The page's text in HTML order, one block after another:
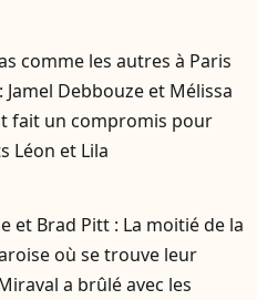
comme les autres à Paris
Debbouze et Mélissa
fait un compromis pour
Léon et Lila
et Brad Pitt : La moitié de la
où se trouve leur
a brûlé avec les